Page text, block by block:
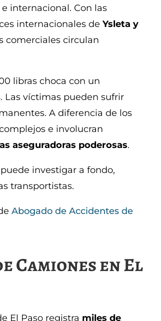
internacional. Con las
internacionales de Ysleta y
comerciales circulan
libras choca con un
Las víctimas pueden sufrir
A diferencia de los
e involucran
aseguradoras poderosas.
puede investigar a fondo,
transportistas.
Abogado de Accidentes de
Camiones en El
El Paso registra miles de